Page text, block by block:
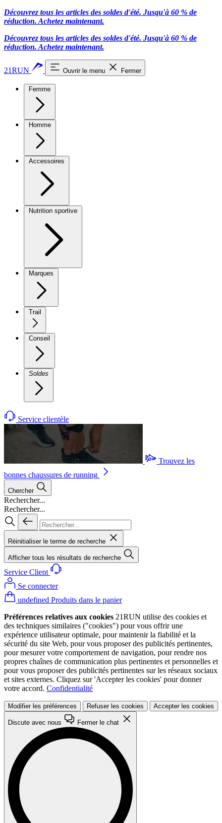
Découvrez tous les articles des soldes d'été. Jusqu'à 60 % de
réduction. Achetez maintenant.
Découvrez tous les articles des soldes d'été. Jusqu'à 60 % de
réduction. Achetez maintenant.
21RUN Ouvrir le menu Fermer
Femme
Homme
Accessoires
Nutrition sportive
Marques
Trail
Conseil
Soldes
Service clientèle
Trouvez les
bonnes chaussures de running
Chercher
Rechercher...
Rechercher...
Réinitialiser le terme de recherche
Afficher tous les résultats de recherche
Service Client
Se connecter
undefined Produits dans le panier
Préférences relatives aux cookies 21RUN utilise des cookies et
des techniques similaires ("cookies") pour vous offrir une
expérience utilisateur optimale, pour maintenir la fiabilité et la
sécurité du site Web, pour vous proposer des publicités pertinentes,
pour mesurer votre comportement de navigation, pour rendre nos
propres chaînes de communication plus pertinentes et personnelles et
pour vous proposer des publicités pertinentes sur les réseaux sociaux
et sites externes. Cliquez sur 'Accepter les cookies' pour donner
votre accord. Confidentialité
Modifier les préférences Refuser les cookies Accepter les cookies
Discute avec nous Fermer le chat